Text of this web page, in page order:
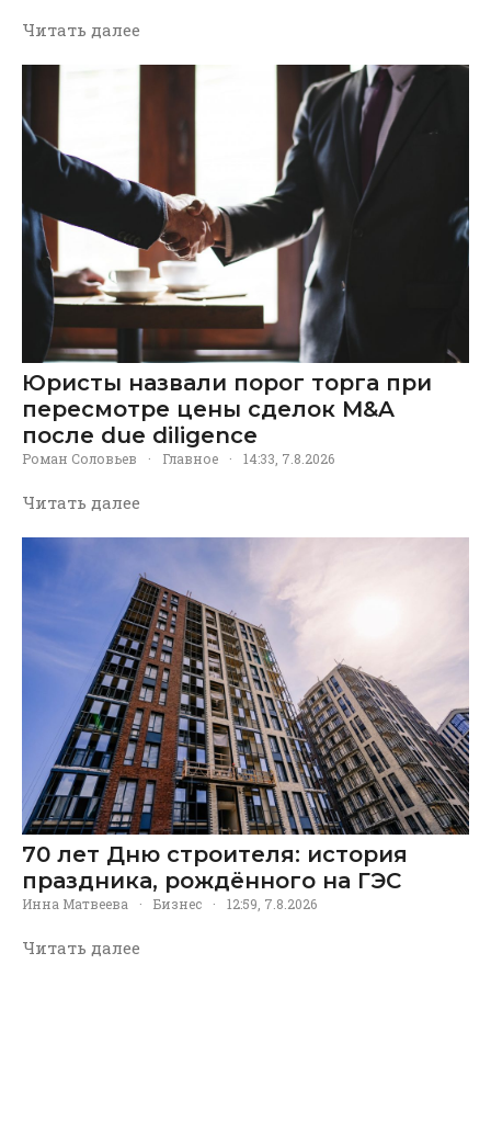
Читать далее
Юристы назвали порог торга при
пересмотре цены сделок M&A
после due diligence
Роман Соловьев · Главное · 14:33, 7.8.2026
Читать далее
70 лет Дню строителя: история
праздника, рождённого на ГЭС
Инна Матвеева · Бизнес · 12:59, 7.8.2026
Читать далее